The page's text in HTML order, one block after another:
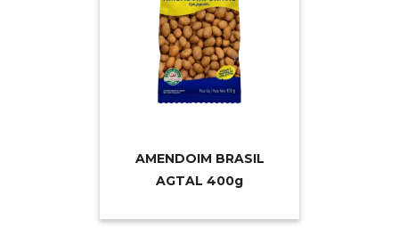
AMENDOIM BRASIL
AGTAL 400g